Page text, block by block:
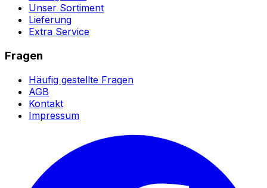
Unser Sortiment
Lieferung
Extra Service
Fragen
Häufig gestellte Fragen
AGB
Kontakt
Impressum